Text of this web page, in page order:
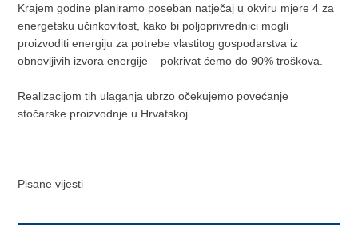
Krajem godine planiramo poseban natječaj u okviru mjere 4 za
energetsku učinkovitost, kako bi poljoprivrednici mogli
proizvoditi energiju za potrebe vlastitog gospodarstva iz
obnovljivih izvora energije – pokrivat ćemo do 90% troškova.
Realizacijom tih ulaganja ubrzo očekujemo povećanje
stočarske proizvodnje u Hrvatskoj.
Pisane vijesti